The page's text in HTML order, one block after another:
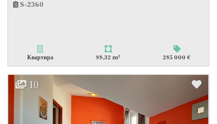
S-2360
Квартира 88,32 m2 285 000 €
10